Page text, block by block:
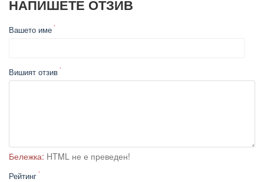
НАПИШЕТЕ ОТЗИВ
Вашето име
Вишият отзив
Бележка: HTML не е преведен!
Рейтинг